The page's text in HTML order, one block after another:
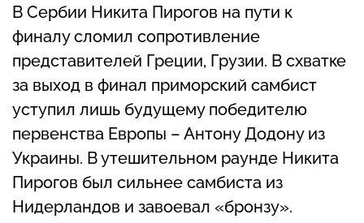
В Сербии Никита Пирогов на пути к
финалу сломил сопротивление
представителей Греции, Грузии. В схватке
за выход в финал приморский самбист
уступил лишь будущему победителю
первенства Европы – Антону Додону из
Украины. В утешительном раунде Никита
Пирогов был сильнее самбиста из
Нидерландов и завоевал «бронзу».